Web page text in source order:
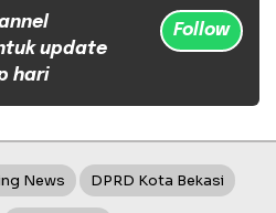
update
hari
Follow
News DPRD Kota Bekasi